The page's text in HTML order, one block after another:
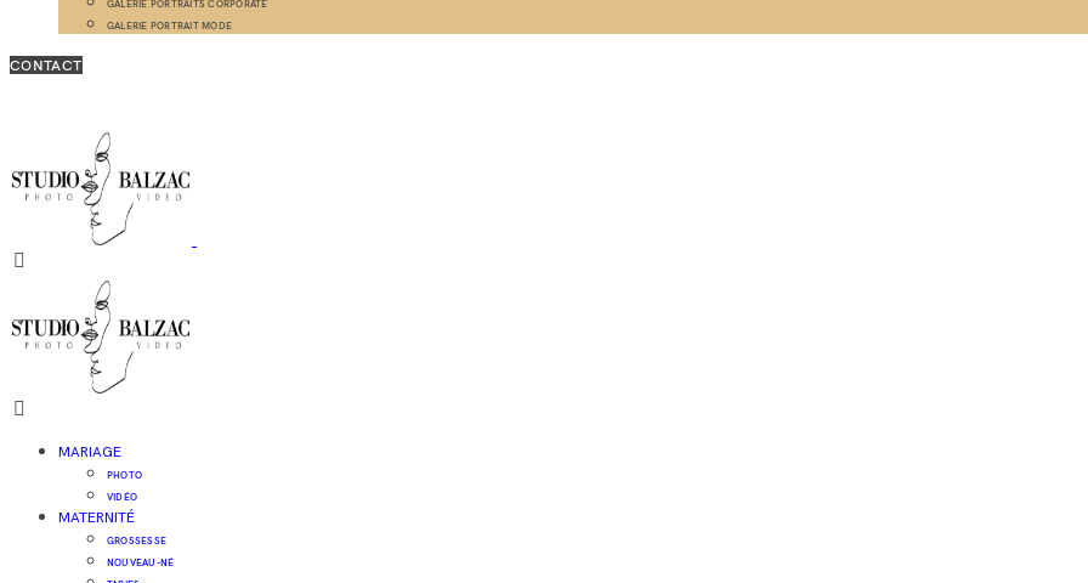
GALERIE PORTRAITS CORPORATE
GALERIE PORTRAIT MODE
CONTACT
MARIAGE
PHOTO
VIDÉO
MATERNITÉ
GROSSESSE
NOUVEAU-NÉ